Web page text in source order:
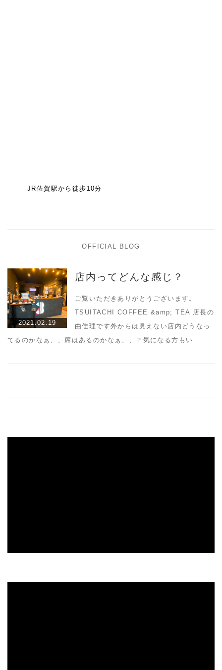
JR佐賀駅から徒歩10分
OFFICIAL BLOG
2021.02.19
店内ってどんな感じ？
ご覧いただきありがとうございます。
TSUITACHI COFFEE &amp; TEA 店長の
由佳理です外からは見えない店内どうなっ
てるのかなぁ、、席はあるのかなぁ、、？気になる方もい…